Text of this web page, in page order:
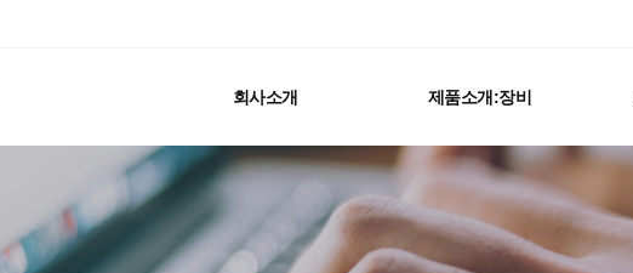
회사소개 제품소개:장비